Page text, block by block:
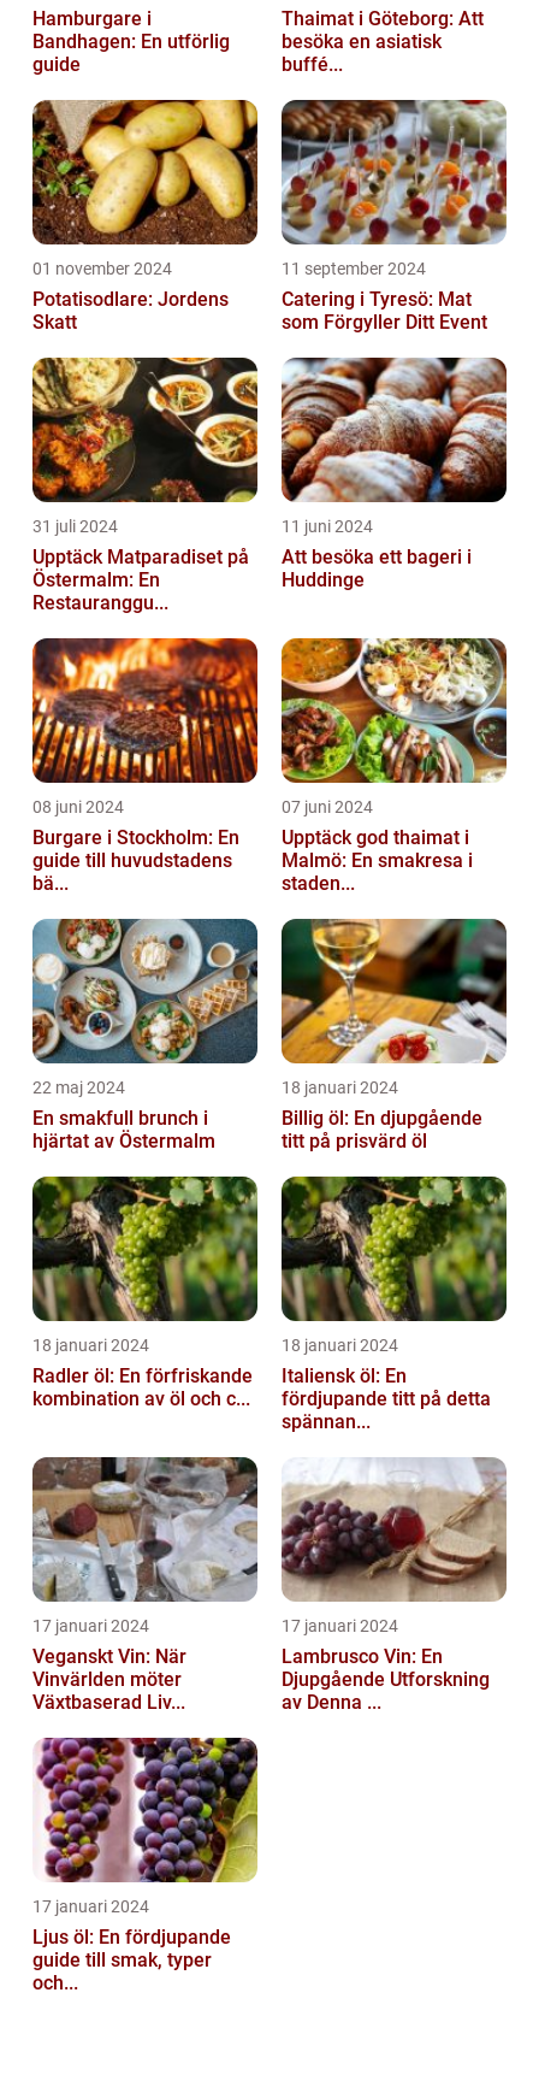
Hamburgare i
Bandhagen: En utförlig
guide
Thaimat i Göteborg: Att
besöka en asiatisk
buffé...
01 november 2024
Potatisodlare: Jordens
Skatt
11 september 2024
Catering i Tyresö: Mat
som Förgyller Ditt Event
31 juli 2024
Upptäck Matparadiset på
Östermalm: En
Restauranggu...
11 juni 2024
Att besöka ett bageri i
Huddinge
08 juni 2024
Burgare i Stockholm: En
guide till huvudstadens
bä...
07 juni 2024
Upptäck god thaimat i
Malmö: En smakresa i
staden...
22 maj 2024
En smakfull brunch i
hjärtat av Östermalm
18 januari 2024
Billig öl: En djupgående
titt på prisvärd öl
18 januari 2024
Radler öl: En förfriskande
kombination av öl och c...
18 januari 2024
Italiensk öl: En
fördjupande titt på detta
spännan...
17 januari 2024
Veganskt Vin: När
Vinvärlden möter
Växtbaserad Liv...
17 januari 2024
Lambrusco Vin: En
Djupgående Utforskning
av Denna ...
17 januari 2024
Ljus öl: En fördjupande
guide till smak, typer
och...